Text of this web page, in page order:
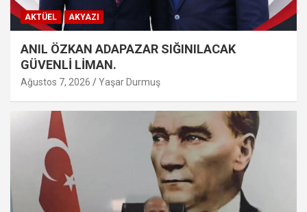
AKTÜEL AKYAZI
ANIL ÖZKAN ADAPAZAR SIĞINILACAK
GÜVENLİ LİMAN.
Ağustos 7, 2026 Yaşar Durmuş